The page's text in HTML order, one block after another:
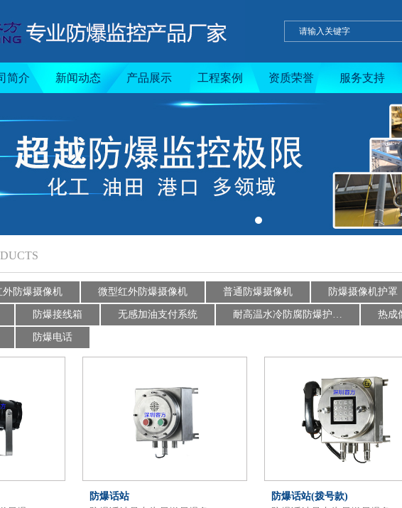
简介 新闻动态 产品展示 工程案例 资质荣誉 服务支持
外防爆摄像机 微型红外防爆摄像机 普通防爆摄像机 防爆摄像机护罩
防爆接线箱 无感加油支付系统 耐高温水冷防腐防爆护… 热成
防爆电话
防爆话站
防爆话站(拨号款)